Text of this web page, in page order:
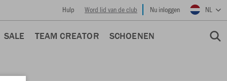
Hulp Word lid van de club Nu inloggen NL
SALE TEAM CREATOR SCHOENEN